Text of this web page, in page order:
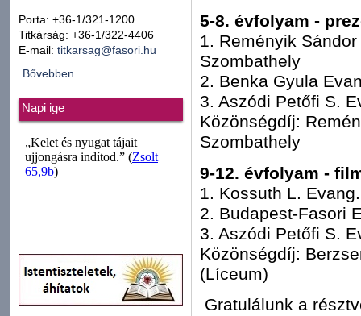
Porta: +36-1/321-1200
Titkárság: +36-1/322-4406
E-mail: titkarsag@fasori.hu
Bővebben...
Napi ige
5-8. évfolyam -
1. Reményik
Szombathely
2. Benka Gyula
3. Aszódi Petőfi S.
Közönségdíj:
Szombathely
9-12. évfolyam -
1. Kossuth L.
2. Budapest-Fasori
3. Aszódi Petőfi S.
Közönségdíj:
(Líceum)
Gratulálunk a